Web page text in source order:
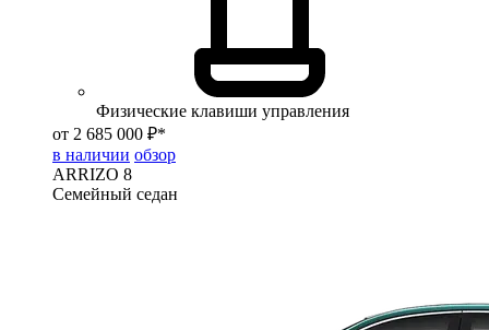
Физические клавиши управления
от 2 685 000 ₽*
в наличии обзор
ARRIZO 8
Семейный седан